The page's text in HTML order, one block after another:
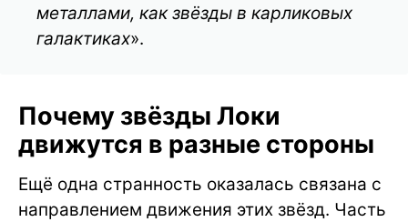
металлами, как звёзды в карликовых
галактиках».
Почему звёзды Локи
движутся в разные стороны
Ещё одна странность оказалась связана с
направлением движения этих звёзд. Часть